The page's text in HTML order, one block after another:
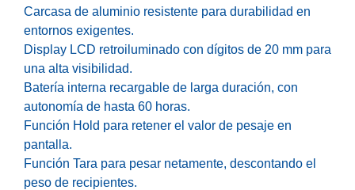
Carcasa de aluminio resistente para durabilidad en
entornos exigentes.
Display LCD retroiluminado con dígitos de 20 mm para
una alta visibilidad.
Batería interna recargable de larga duración, con
autonomía de hasta 60 horas.
Función Hold para retener el valor de pesaje en
pantalla.
Función Tara para pesar netamente, descontando el
peso de recipientes.